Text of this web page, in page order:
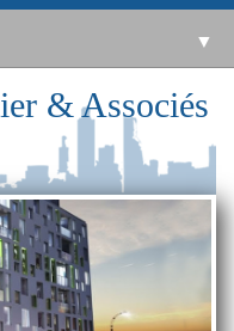
▼
& Associés